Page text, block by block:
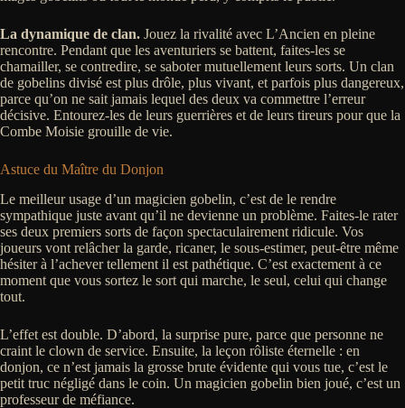
La dynamique de clan. Jouez la rivalité avec L’Ancien en pleine
rencontre. Pendant que les aventuriers se battent, faites-les se
chamailler, se contredire, se saboter mutuellement leurs sorts. Un clan
de gobelins divisé est plus drôle, plus vivant, et parfois plus dangereux,
parce qu’on ne sait jamais lequel des deux va commettre l’erreur
décisive. Entourez-les de leurs guerrières et de leurs tireurs pour que la
Combe Moisie grouille de vie.
Astuce du Maître du Donjon
Le meilleur usage d’un magicien gobelin, c’est de le rendre
sympathique juste avant qu’il ne devienne un problème. Faites-le rater
ses deux premiers sorts de façon spectaculairement ridicule. Vos
joueurs vont relâcher la garde, ricaner, le sous-estimer, peut-être même
hésiter à l’achever tellement il est pathétique. C’est exactement à ce
moment que vous sortez le sort qui marche, le seul, celui qui change
tout.
L’effet est double. D’abord, la surprise pure, parce que personne ne
craint le clown de service. Ensuite, la leçon rôliste éternelle : en
donjon, ce n’est jamais la grosse brute évidente qui vous tue, c’est le
petit truc négligé dans le coin. Un magicien gobelin bien joué, c’est un
professeur de méfiance.